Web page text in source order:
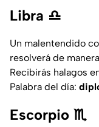
Libra ♎
Un malentendido
resolverá de
Recibirás halagos
Palabra del día:
Escorpio ♏